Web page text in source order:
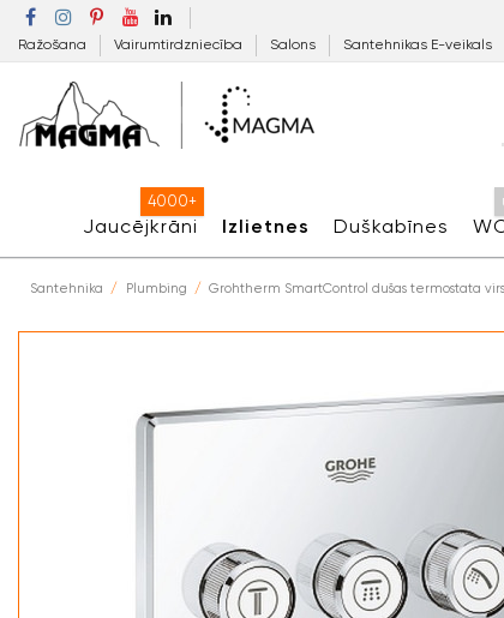
Ražošana Vairumtirdzniecība Salons Santehnikas E-veikals
Jaucējkrāni
4000+
Izlietnes Duškabīnes
Santehnika Plumbing Grohtherm SmartControl dušas termostata